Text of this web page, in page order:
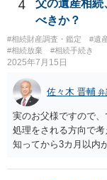
4
父の遺産相続
べきか？
#相続財産調査・鑑定 #遺
#相続放棄
#相続手続き
2025年7月15日
佐々木 晋輔 弁
実のお父様ですので
処理をされる方向で考
知ってから3カ月以内
放棄するかどうか決